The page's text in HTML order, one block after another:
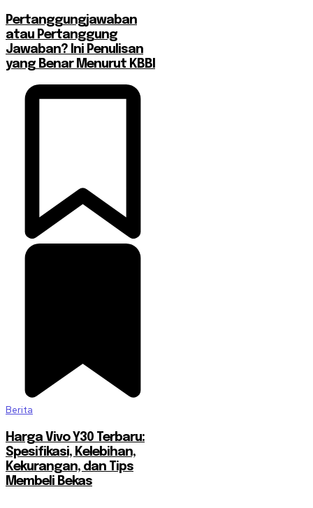
Pertanggungjawaban
atau Pertanggung
Jawaban? Ini Penulisan
yang Benar Menurut KBBI
Berita
Harga Vivo Y30 Terbaru:
Spesifikasi, Kelebihan,
Kekurangan, dan Tips
Membeli Bekas